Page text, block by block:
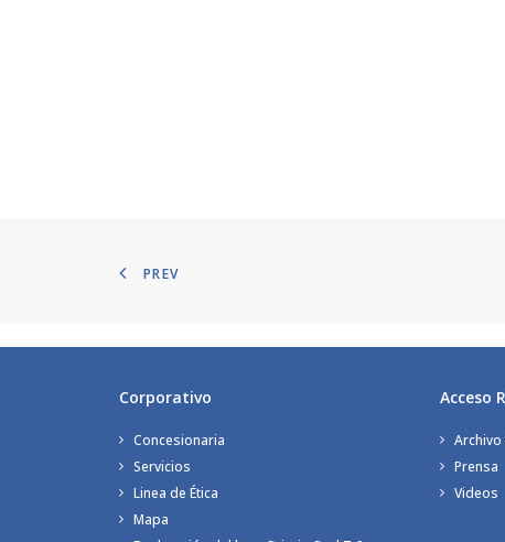
PREV
Corporativo
Concesionaria
Servicios
Linea de Ética
Mapa
Acceso
Prensa
Videos